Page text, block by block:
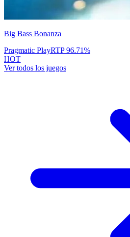
Big Bass Bonanza
Pragmatic PlayRTP96.71%
HOT
Ver todos los juegos